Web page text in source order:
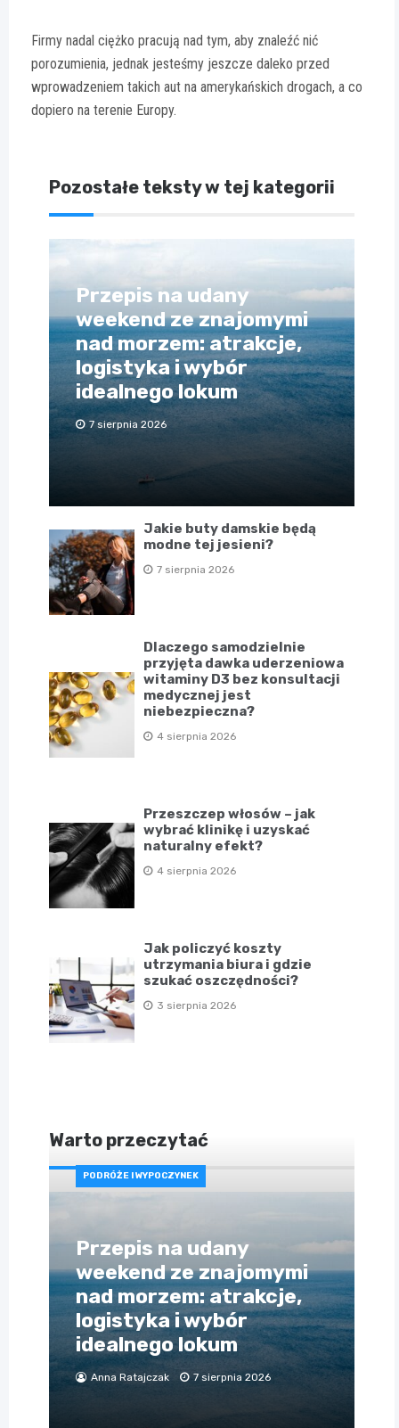
Firmy nadal ciężko pracują nad tym, aby znaleźć nić
porozumienia, jednak jesteśmy jeszcze daleko przed
wprowadzeniem takich aut na amerykańskich drogach, a co
dopiero na terenie Europy.
Pozostałe teksty w tej kategorii
Przepis na udany
weekend ze znajomymi
nad morzem: atrakcje,
logistyka i wybór
idealnego lokum
7 sierpnia 2026
Jakie buty damskie będą
modne tej jesieni?
7 sierpnia 2026
Dlaczego samodzielnie
przyjęta dawka uderzeniowa
witaminy D3 bez konsultacji
medycznej jest
niebezpieczna?
4 sierpnia 2026
Przeszczep włosów – jak
wybrać klinikę i uzyskać
naturalny efekt?
4 sierpnia 2026
Jak policzyć koszty
utrzymania biura i gdzie
szukać oszczędności?
3 sierpnia 2026
Warto przeczytać
PODRÓŻE I WYPOCZYNEK
Przepis na udany
weekend ze znajomymi
nad morzem: atrakcje,
logistyka i wybór
idealnego lokum
Anna Ratajczak 7 sierpnia 2026